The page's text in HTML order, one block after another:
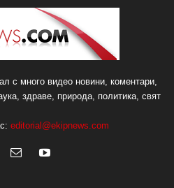
с много видео новини, коментари,
здраве, природа, политика, свят
editorial@ekipnews.com